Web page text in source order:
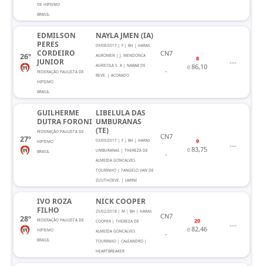
DE HIPISMO
BRASIL
26º
EDMILSON
PERES
CORDEIRO
JUNIOR
FEDERAÇÃO PAULISTA DE
HIPISMO
BRASIL
NAYLA JMEN (IA)
09/08/2017 | F | BH | HARAS
AGROMEN | J. MENDONCA
AGRICOLA S. A | NABAB DE
REVE. | ACORADO
CN7
-
8
86,10
---
27º
GUILHERME
DUTRA FORONI
FEDERAÇÃO PAULISTA DE
HIPISMO
BRASIL
LIBELULA DAS
UMBURANAS
(TE)
03/09/2017 | F | BH | HARAS
UMBURANAS | THEREZA DE
ALMEIDA GONCALVES
TOURINHO | TANGELO VAN DE
ZUUTHOEVE. | LARINI
CN7
-
9
83,75 ---
28º
IVO ROZA
FILHO
FEDERAÇÃO PAULISTA DE
HIPISMO
BRASIL
NICK COOPER
25/02/2018 | M | BH | HARAS
COOPER | THEREZA DE
ALMEIDA GONCALVES
TOURINHO | CALEANDRO |
HEARTBREAKER
CN7
-
20
82,46 ---